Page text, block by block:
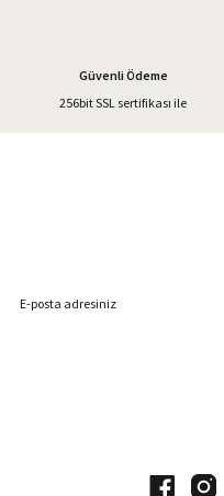
Güvenli Ödeme
256bit SSL sertifikası ile